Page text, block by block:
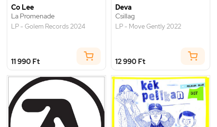
Co Lee
La Promenade
LP - Golem Records 2024
11 990 Ft
Deva
Csillag
LP - Move Gently 2022
12 990 Ft